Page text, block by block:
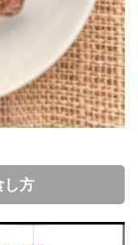
し方